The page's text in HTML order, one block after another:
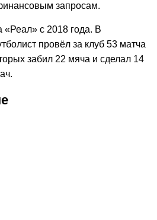
запросам.
«Реал» с 2018 года. В
провёл за клуб 53 матча
забил 22 мяча и сделал 14